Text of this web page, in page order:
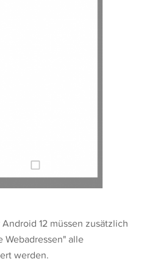
12 müssen zusätzlich
Webadressen" alle
werden.